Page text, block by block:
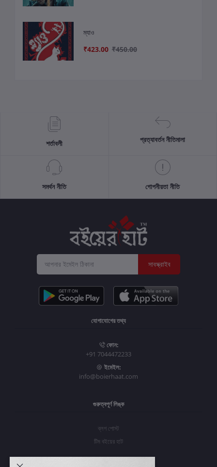
ম্যাও
₹423.00 ₹450.00
শর্তাবলী প্রত্যাবর্তন নীতিমালা
সমর্থন নীতি গোপনীয়তা নীতি
সাবস্ক্রাইব
যোগাযোগের তথ্য
ফোন:
+91 7044472233
ইমেইল:
info@boierhaat.com
গুরুত্বপূর্ণ লিঙ্ক
ব্লগ পোস্ট
টিম বইয়ের হাট